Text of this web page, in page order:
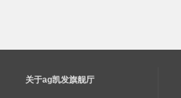
关于ag凯发旗舰厅